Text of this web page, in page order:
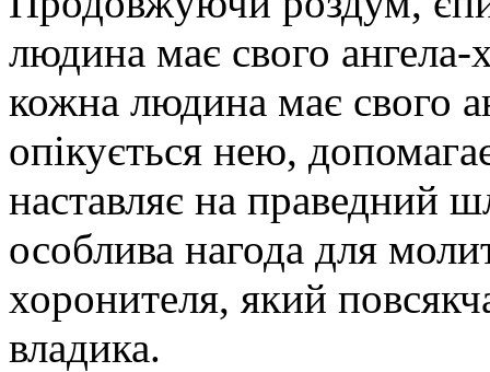
людина має свого
кожна людина має свого
опікується нею,
наставляє на праведний
особлива нагода для
хоронителя, який
владика.